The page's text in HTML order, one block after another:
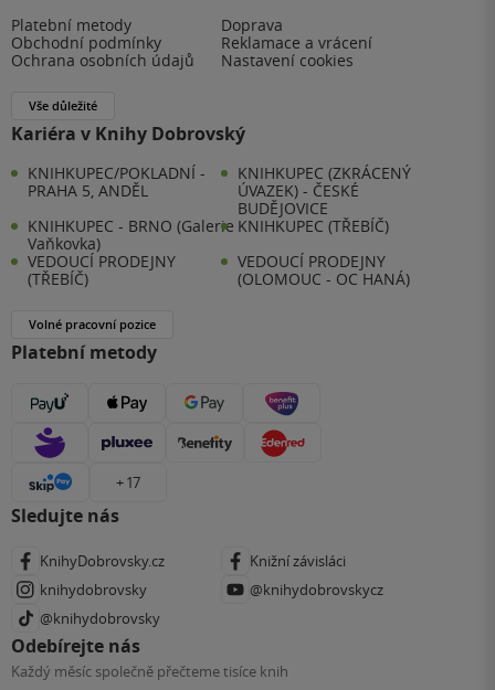
Platební metody
Doprava
Obchodní podmínky
Reklamace a vrácení
Ochrana osobních údajů
Nastavení cookies
Vše důležité
Kariéra v Knihy Dobrovský
KNIHKUPEC/POKLADNÍ -
PRAHA 5, ANDĚL
KNIHKUPEC (ZKRÁCENÝ
ÚVAZEK) - ČESKÉ
BUDĚJOVICE
KNIHKUPEC - BRNO (Galerie
Vaňkovka)
KNIHKUPEC (TŘEBÍČ)
VEDOUCÍ PRODEJNY
(TŘEBÍČ)
VEDOUCÍ PRODEJNY
(OLOMOUC - OC HANÁ)
Volné pracovní pozice
Platební metody
+ 17
Sledujte nás
KnihyDobrovsky.cz
Knižní závisláci
knihydobrovsky
@knihydobrovskycz
@knihydobrovsky
Odebírejte nás
Každý měsíc společně přečteme tisíce knih